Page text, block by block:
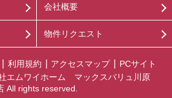
会社概要
物件リクエスト
利用規約 アクセスマップ
PCサイト
エムワイホーム マックスバリュ川原
All rights reserved.